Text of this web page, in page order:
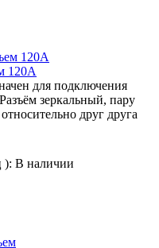
120А
для подключения
зеркальный, пару
друг друга
): В наличии